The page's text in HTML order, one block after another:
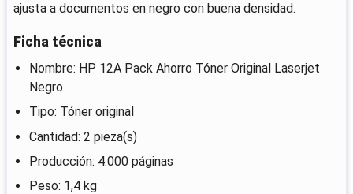
ajusta a documentos en negro con buena densidad.
Ficha técnica
Nombre: HP 12A Pack Ahorro Tóner Original Laserjet
Negro
Tipo: Tóner original
Cantidad: 2 pieza(s)
Producción: 4.000 páginas
Peso: 1,4 kg